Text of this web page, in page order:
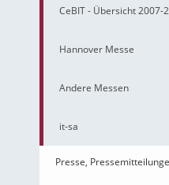
CeBIT - Übersicht 2007-
Hannover Messe
Andere Messen
it-sa
Presse,